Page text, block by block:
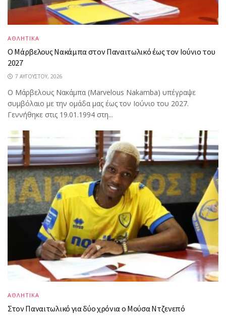
ΑΘΛΗΤΙΚΑ
Ο Μάρβελους Nακάμπα στον Παναιτωλικό έως τον Ιούνιο του
2027
7 ΑΥΓΟΎΣΤΟΥ, 2026
Ο Μάρβελους Nακάμπα (Marvelous Nakamba) υπέγραψε
συμβόλαιο με την ομάδα μας έως τον Ιούνιο του 2027.
Γεννήθηκε στις 19.01.1994 στη...
ΑΘΛΗΤΙΚΑ
Στον Παναιτωλικό για δύο χρόνια ο Μούσα Ντζενεπό